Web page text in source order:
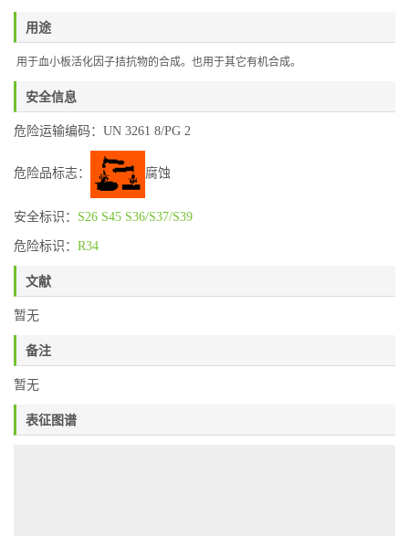
用途
用于血小板活化因子拮抗物的合成。也用于其它有机合成。
安全信息
危险运输编码：UN 3261 8/PG 2
危险品标志： 腐蚀
安全标识： S26 S45 S36/S37/S39
危险标识： R34
文献
暂无
备注
暂无
表征图谱